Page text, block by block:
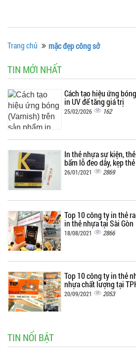
Trang chủ mặc đẹp công sở
TIN MỚI NHẤT
Cách tạo hiệu ứng
in UV để tăng giá trị
25/02/2026 162
In thẻ nhựa sự kiện,
bấm lỗ đeo dây, kẹp
26/01/2021 2869
Top 10 công ty in thẻ
in thẻ nhựa tại Sài Gòn
18/08/2021 2866
Top 10 công ty in thẻ
nhựa chất lượng tại
20/09/2021 2053
TIN NỔI BẬT